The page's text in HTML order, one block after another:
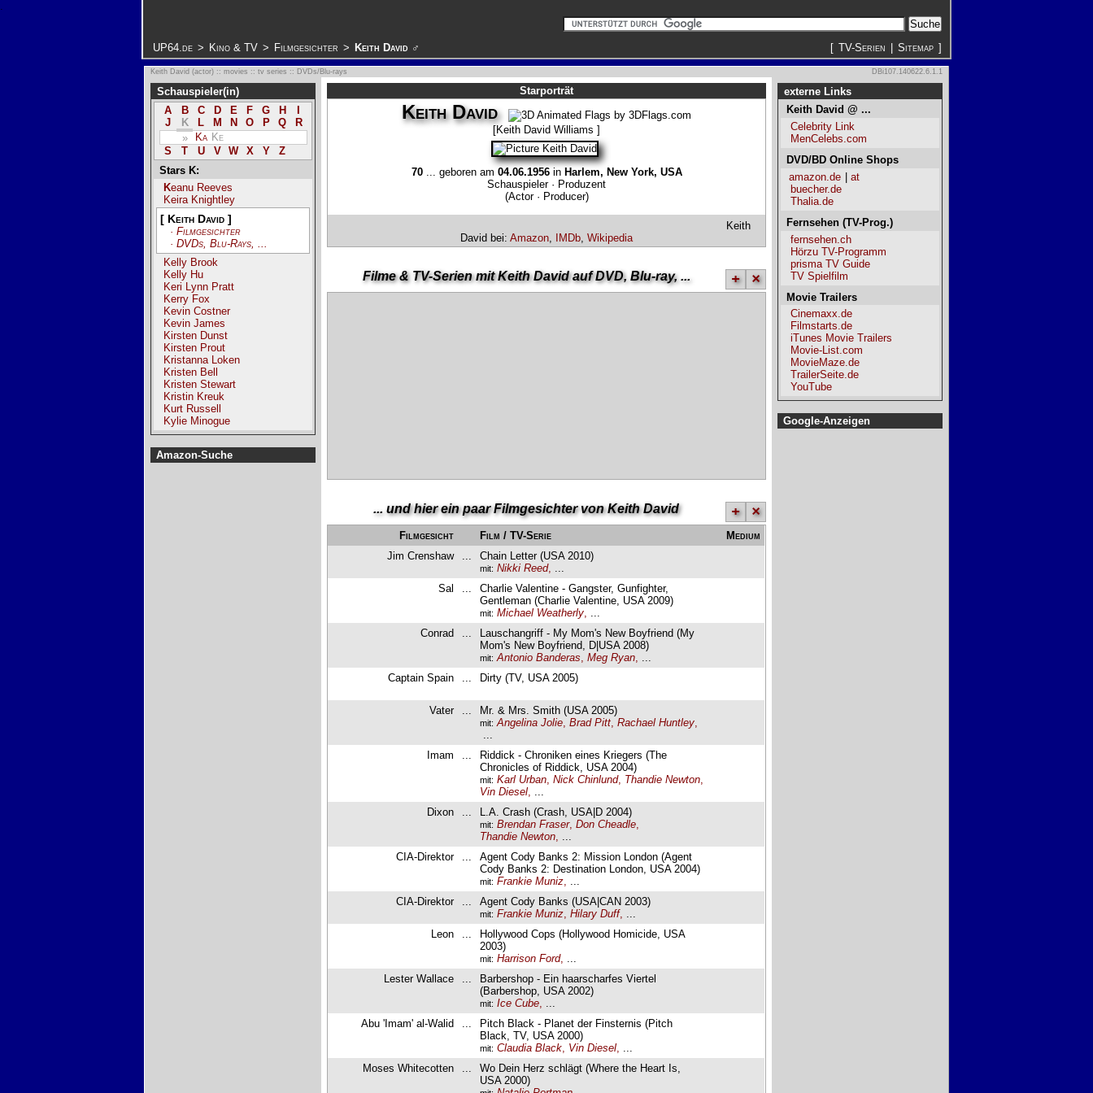
UP64.de > Kino & TV > Filmgesichter > Keith David ♂ [ TV-Serien Sitemap ]
.
Keith David (actor) :: movies :: tv series :: DVDs/Blu-rays DBi107.140622.6.1.1
Schauspieler(in)
A
B C D E F G H
J
K L M N O P Q
R
»
Ka Ke
S
T U V W X Y
Z
Stars K:
Keanu Reeves
Keira Knightley
[ Keith David ]
· Filmgesichter
· DVDs, Blu-Rays, ...
Kelly Brook
Kelly Hu
Keri Lynn Pratt
Kerry Fox
Kevin Costner
Kevin James
Kirsten Dunst
Kirsten Prout
Kristanna Loken
Kristen Bell
Kristen Stewart
Kristin Kreuk
Kurt Russell
Kylie Minogue
Amazon-Suche
Starporträt
Keith David
[Keith David Williams ]
70... geboren am 04.06.1956in Harlem, New York, USA
Schauspieler · Produzent
(Actor · Producer)
Keith
David bei: Amazon IMDb Wikipedia
Filme & TV-Serien mit Keith David auf DVD, Blu-ray, ... ×
+
... und hier ein paar Filmgesichter von Keith David ×
+
Filmgesicht Film / TV-Serie
Medium
Jim Crenshaw
Chain Letter (USA 2010)
mit: Nikki Reed,
Sal
Charlie Valentine - Gangster, Gunfighter,
Gentleman (Charlie Valentine, USA 2009)
mit: Michael Weatherly
Conrad
Lauschangriff - My Mom's New Boyfriend (My
Mom's New Boyfriend, D|USA 2008)
mit: Antonio Banderas Meg Ryan
Captain Spain
Dirty (TV, USA 2005)
Vater Mr. & Mrs. Smith (USA 2005)
mit: Angelina Jolie Brad Pitt Rachael Huntley
Imam
Riddick - Chroniken eines Kriegers (The
Chronicles of Riddick, USA 2004)
mit: Karl Urban Nick Chinlund, Thandie Newton
Vin Diesel
Dixon
L.A. Crash (Crash, USA|D 2004)
mit: Brendan Fraser, Don Cheadle
Thandie Newton
CIA-Direktor
Agent Cody Banks 2: Mission London (Agent
Cody Banks 2: Destination London, USA 2004)
mit: Frankie Muniz
CIA-Direktor
Agent Cody Banks (USA|CAN 2003)
mit: Frankie Muniz Hilary Duff,
Leon
Hollywood Cops (Hollywood Homicide, USA
2003)
mit: Harrison Ford,
Lester Wallace
Barbershop - Ein haarscharfes Viertel
(Barbershop, USA 2002)
mit: Ice Cube
Abu 'Imam' al-Walid
Pitch Black - Planet der Finsternis (Pitch
Black, TV, USA 2000)
mit: Claudia Black Vin Diesel
Moses Whitecotten
Wo Dein Herz schlägt (Where the Heart Is,
USA 2000)
externe Links
Keith David @ ...
Celebrity Link
MenCelebs.com
DVD/BD Online Shops
amazon.de
at
buecher.de
Thalia.de
Fernsehen (TV-Prog.)
fernsehen.ch
Hörzu TV-Programm
prisma TV Guide
TV Spielfilm
Movie Trailers
Cinemaxx.de
Filmstarts.de
iTunes Movie Trailers
Movie-List.com
MovieMaze.de
TrailerSeite.de
YouTube
Google-Anzeigen